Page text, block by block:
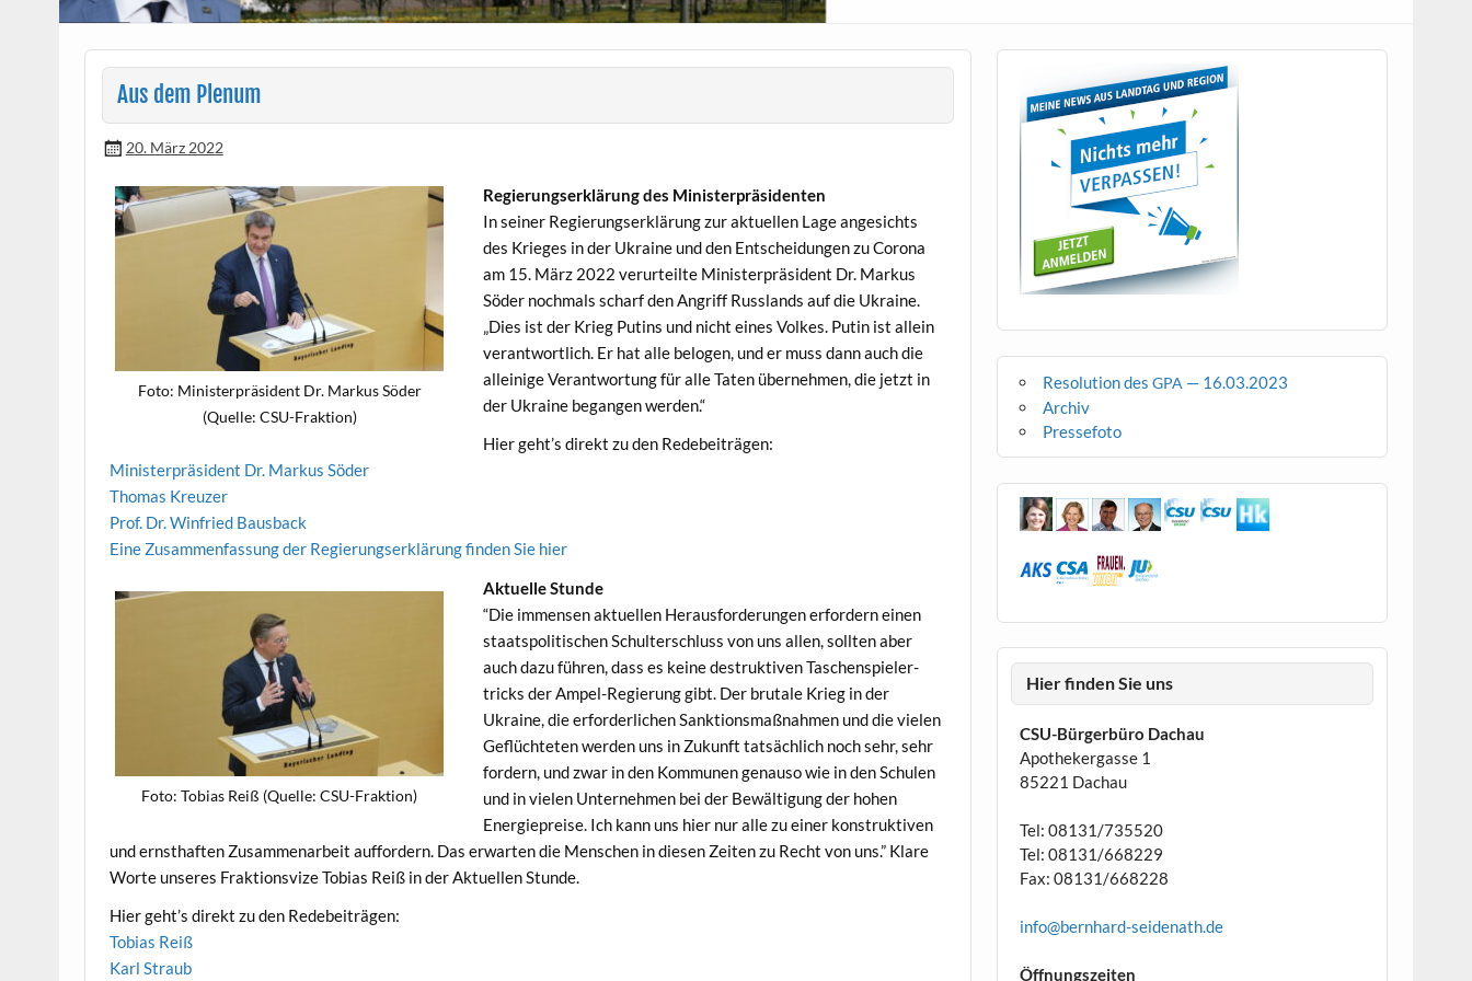
Aus dem Plenum
20. März 2022
Foto: Min­is­ter­präsi­dent Dr. Markus Söder
(Quelle: CSU-Fraktion)
Regierungserk­lärung des Ministerpräsidenten
In sein­er Regierungserk­lärung zur aktuellen Lage angesichts
des Krieges in der Ukraine und den Entschei­dun­gen zu Coro­na
am 15. März 2022 verurteilte Min­is­ter­präsi­dent Dr. Markus
Söder nochmals scharf den Angriff Rus­s­lands auf die Ukraine.
„Dies ist der Krieg Putins und nicht eines Volkes. Putin ist allein
ver­ant­wortlich. Er hat alle bel­o­gen, und er muss dann auch die
alleinige Ver­ant­wor­tung für alle Tat­en übernehmen, die jet­zt in
der Ukraine began­gen werden.“
Hier geht’s direkt zu den Redebeiträgen:
Min­is­ter­präsi­dent Dr. Markus Söder
Thomas Kreuzer
Prof. Dr. Win­fried Bausback
Eine Zusam­men­fas­sung der Regierungserk­lärung find­en Sie hier
Foto: Tobias Reiß (Quelle: CSU-Fraktion)
Aktuelle Stunde
“Die immensen aktuellen Her­aus­forderun­gen erfordern einen
staat­spoli­tis­chen Schul­ter­schluss von uns allen, soll­ten aber
auch dazu führen, dass es keine destruk­tiv­en Taschen­spiel­er­
tricks der Ampel-Regierung gibt. Der bru­tale Krieg in der
Ukraine, die erforder­lichen Sank­tion­s­maß­nah­men und die vie­len
Geflüchteten wer­den uns in Zukun­ft tat­säch­lich noch sehr, sehr
fordern, und zwar in den Kom­munen genau­so wie in den Schulen
und in vie­len Unternehmen bei der Bewäl­ti­gung der hohen
Energiepreise. Ich kann uns hier nur alle zu ein­er kon­struk­tiv­en
und ern­sthaften Zusam­me­nar­beit auf­fordern. Das erwarten die Men­schen in diesen Zeit­en zu Recht von uns.” Klare
Worte unseres Frak­tionsvize Tobias Reiß in der Aktuellen Stunde.
Hier geht’s direkt zu den Redebeiträgen:
Tobias Reiß
Karl Straub
Resolution desGPA — 16.03.2023
Archiv
Pressefoto
Hier finden Sie uns
CSU-Bürgerbüro Dachau
Apothekergasse 1
85221 Dachau
Tel: 08131/735520
Tel: 08131/668229
Fax: 08131/668228
info@bernhard-seidenath.de
Öffnungszeiten